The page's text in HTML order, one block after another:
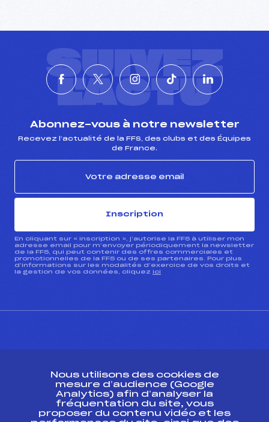
SUIVEZ
L'ACTU
Abonnez-vous à notre newsletter
Recevez l’actualité de la FFS, des clubs et des Équipes
de France.
Inscription
En cliquant sur « inscription », j’autorise la FFS à utiliser mon
adresse email pour m’envoyer périodiquement la newsletter
de la FFS, qui peut contenir des offres commerciales et
promotionnelles de la FFS ou de ses partenaires. Pour plus
d’informations sur les modalités d’exercice de vos droits et
la gestion de vos données, cliquez ici
Ressources
Nous utilisons des cookies de
mesure d’audience (Google
Analytics) afin d’analyser la
fréquentation du site, vous
proposer du contenu vidéo et les